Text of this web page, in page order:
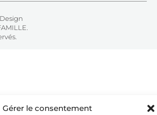
Gérer le consentement